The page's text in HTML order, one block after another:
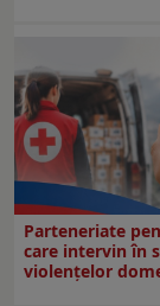
Parteneriate
care intervin în
violențelor